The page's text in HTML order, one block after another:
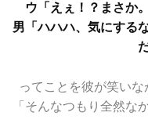
ウ「えぇ！？まさか
男「ハハハ、気にする
ってことを彼が笑いな
「そんなつもり全然な